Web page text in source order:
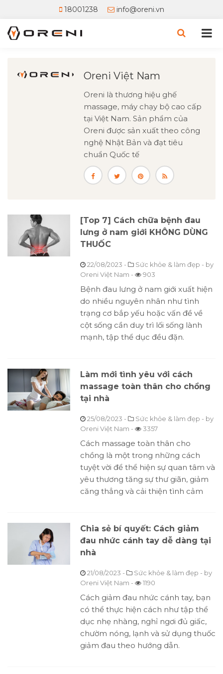
18001238 info@oreni.vn
Oreni Việt Nam
Oreni là thương hiệu ghế
massage, máy chạy bộ cao cấp
tại Việt Nam. Sản phẩm của
Oreni được sản xuất theo công
nghệ Nhật Bản và đạt tiêu
chuẩn Quốc tế
[Top 7] Cách chữa bệnh đau
lưng ở nam giới KHÔNG DÙNG
THUỐC
22/08/2023 - Sức khỏe & làm đẹp - by
Oreni Việt Nam - 903
Bệnh đau lưng ở nam giới xuất hiện
do nhiều nguyên nhân như tình
trạng cơ bắp yếu hoặc vấn đề về
cột sống cần duy trì lối sống lành
mạnh, tập thể dục đều đặn.
Làm mới tình yêu với cách
massage toàn thân cho chồng
tại nhà
25/08/2023 - Sức khỏe & làm đẹp - by
Oreni Việt Nam - 3357
Cách massage toàn thân cho
chồng là một trong những cách
tuyệt vời để thể hiện sự quan tâm và
yêu thương tăng sự thư giãn, giảm
căng thẳng và cải thiện tình cảm
Chia sẻ bí quyết: Cách giảm
đau nhức cánh tay dễ dàng tại
nhà
21/08/2023 - Sức khỏe & làm đẹp - by
Oreni Việt Nam - 1190
Cách giảm đau nhức cánh tay, bạn
có thể thực hiện cách như tập thể
dục nhẹ nhàng, nghỉ ngơi đủ giấc,
chườm nóng, lạnh và sử dụng thuốc
giảm đau theo hướng dẫn.